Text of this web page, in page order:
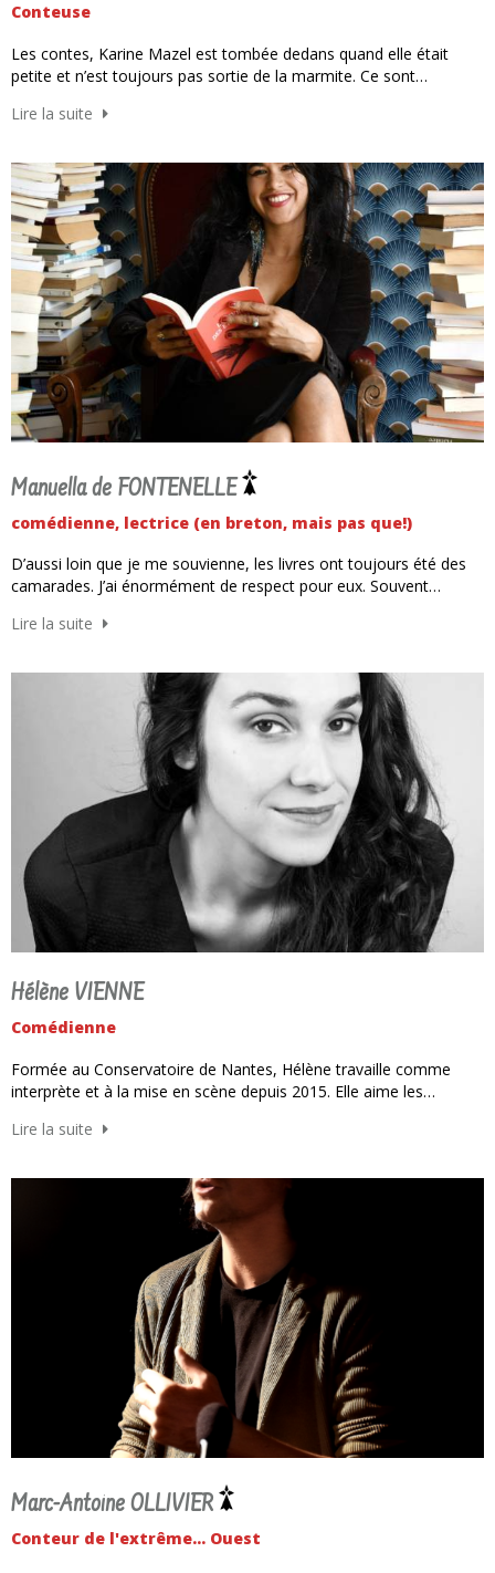
Conteuse
Les contes, Karine Mazel est tombée dedans quand elle était
petite et n’est toujours pas sortie de la marmite. Ce sont…
Lire la suite
Manuella de FONTENELLE
comédienne, lectrice (en breton, mais pas que!)
D’aussi loin que je me souvienne, les livres ont toujours été des
camarades. J’ai énormément de respect pour eux. Souvent…
Lire la suite
Hélène VIENNE
Comédienne
Formée au Conservatoire de Nantes, Hélène travaille comme
interprète et à la mise en scène depuis 2015. Elle aime les…
Lire la suite
Marc-Antoine OLLIVIER
Conteur de l'extrême... Ouest